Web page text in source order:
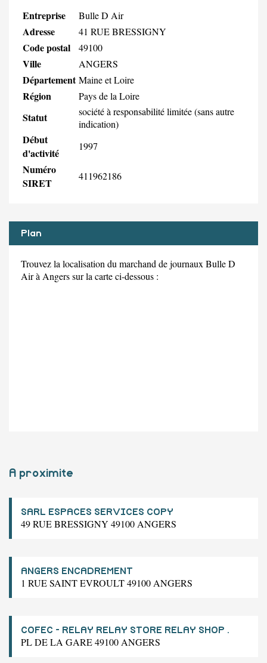
Entreprise Bulle D Air
Adresse 41 RUE BRESSIGNY
Code postal 49100
Ville ANGERS
Département Maine et Loire
Région Pays de la Loire
Statut
société à responsabilité limitée (sans autre
indication)
Début
d'activité
1997
Numéro
SIRET
411962186
Plan
Trouvez la localisation du marchand de journaux Bulle D
Air à Angers sur la carte ci-dessous :
A proximite
SARL ESPACES SERVICES COPY
49 RUE BRESSIGNY 49100 ANGERS
ANGERS ENCADREMENT
1 RUE SAINT EVROULT 49100 ANGERS
COFEC - RELAY RELAY STORE RELAY SHOP .
PL DE LA GARE 49100 ANGERS